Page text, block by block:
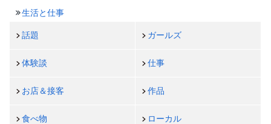
生活と仕事
話題 ガールズ
体験談 仕事
お店＆接客 作品
食べ物 ローカル